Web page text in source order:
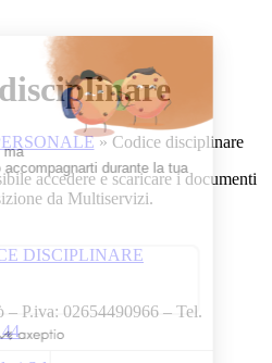
»Codice disciplinare
accedere e scaricare i documenti
da Multiservizi.
DISCIPLINARE
P.iva: 02654490966 – Tel.